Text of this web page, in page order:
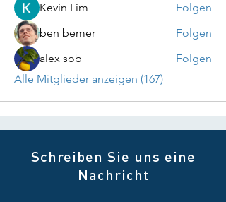
Kevin Lim
Folgen
ben bemer
Folgen
alex sob
Folgen
Alle Mitglieder anzeigen (167)
Schreiben Sie uns eine
Nachricht